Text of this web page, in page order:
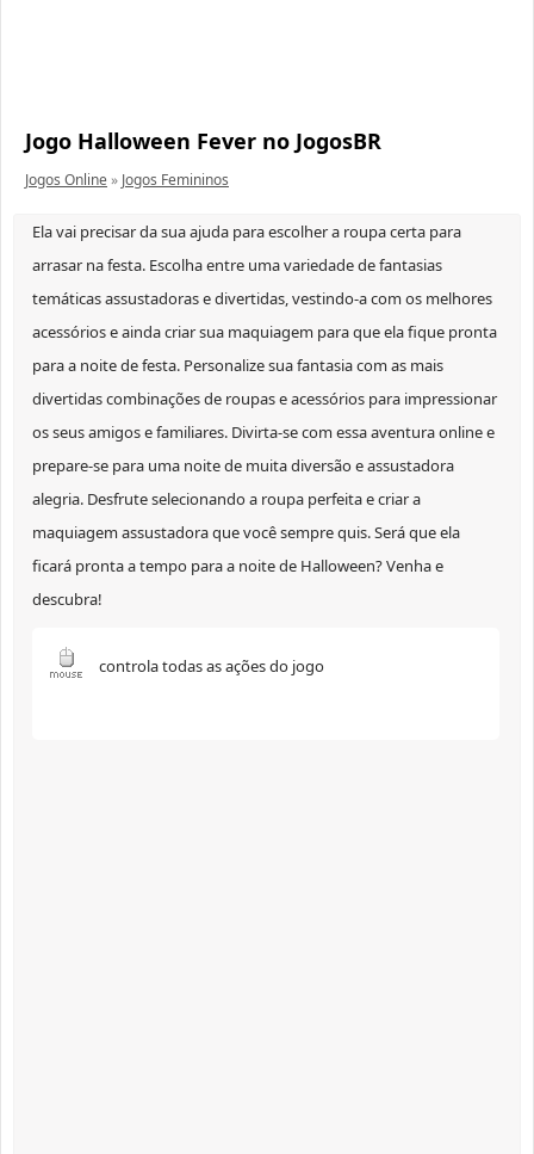
Jogo Halloween Fever no JogosBR
Jogos Online» Jogos Femininos
Ela vai precisar da sua ajuda para escolher a roupa certa para
arrasar na festa. Escolha entre uma variedade de fantasias
temáticas assustadoras e divertidas, vestindo-a com os melhores
acessórios e ainda criar sua maquiagem para que ela fique pronta
para a noite de festa. Personalize sua fantasia com as mais
divertidas combinações de roupas e acessórios para impressionar
os seus amigos e familiares. Divirta-se com essa aventura online e
prepare-se para uma noite de muita diversão e assustadora
alegria. Desfrute selecionando a roupa perfeita e criar a
maquiagem assustadora que você sempre quis. Será que ela
ficará pronta a tempo para a noite de Halloween? Venha e
descubra!
controla todas as ações do jogo